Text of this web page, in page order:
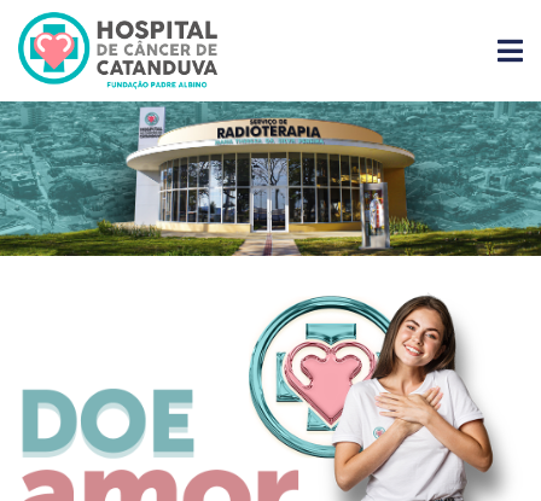
O
HCC
Nossos
Serviços
Eventos
Paciente